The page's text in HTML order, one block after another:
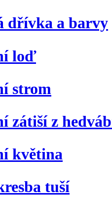
dřívka a barvy
loď
strom
zátiší z
květina
tuší